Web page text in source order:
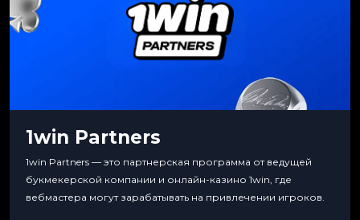
1win Partners
1win Partners — это партнерская программа от ведущей
букмекерской компании и онлайн-казино 1win, где
вебмастера могут зарабатывать на привлечении игроков.